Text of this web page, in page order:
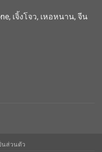
เจิ้งโจว, เหอหนาน, จีน
นส่วนตัว